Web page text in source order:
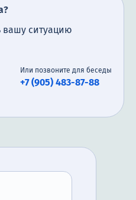
вашу ситуацию
Или позвоните для беседы
+7 (905) 483-87-88